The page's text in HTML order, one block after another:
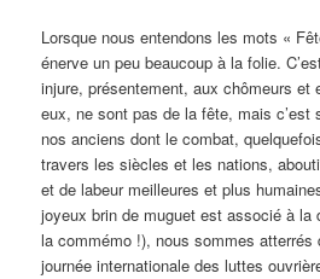
Lorsque nous entendons les mots «
énerve un peu beaucoup à la folie.
injure, présentement, aux chômeurs et
eux, ne sont pas de la fête, mais c’est
nos anciens dont le combat,
travers les siècles et les nations,
et de labeur meilleures et plus
joyeux brin de muguet est associé à la
la commémo !), nous sommes atterrés
journée internationale des luttes